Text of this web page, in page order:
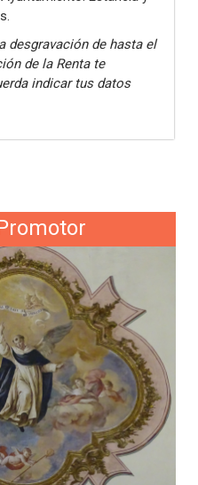
desgravación de hasta el
de la Renta te
indicar tus datos